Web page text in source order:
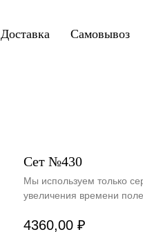
Доставка Самовывоз
Сет №430
Мы используем только
увеличения времени
4360,00 ₽